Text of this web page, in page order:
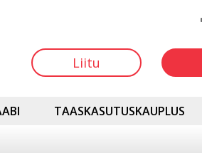
Liitu
TAASKASUTUSKAUPLUS